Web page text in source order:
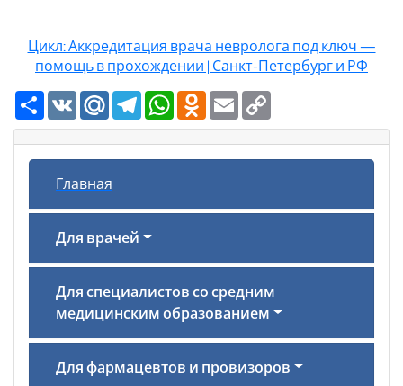
Цикл: Аккредитация врача невролога под ключ —
помощь в прохождении | Санкт-Петербург и РФ
Ресурс
VK Mail.RuTelegramWhatsAppOdnoklassniki
Email
Главная
Для врачей
Для специалистов со средним
медицинским образованием
Для фармацевтов и провизоров